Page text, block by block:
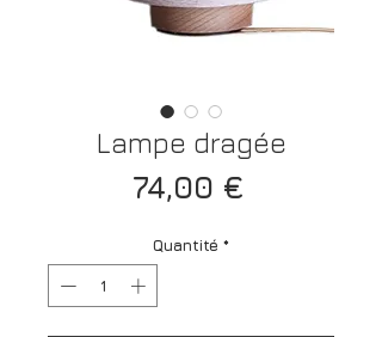
Lampe dragée
74,00 €
Quantité *